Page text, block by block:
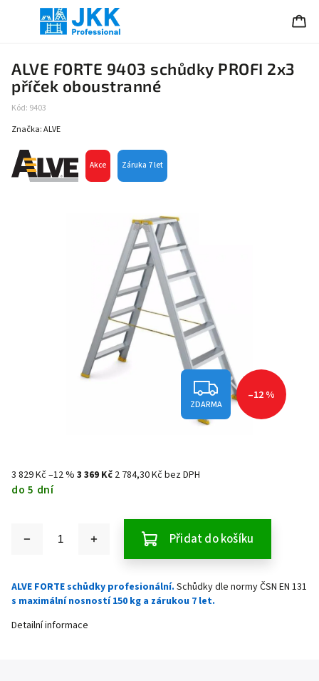
ALVE FORTE 9403 schůdky PROFI 2x3
příček oboustranné
Kód: 9403
Akce Záruka 7 let
Značka:ALVE
ZDARMA
–12 %
3 829 Kč–12 % 3 369 Kč 2 784,30 Kč bez DPH
do 5 dní
Přidat do košíku
ALVE FORTE schůdky profesionální. Schůdkydle normy ČSN EN 131
s maximální nosností 150 kg a zárukou 7 let.
Detailní informace